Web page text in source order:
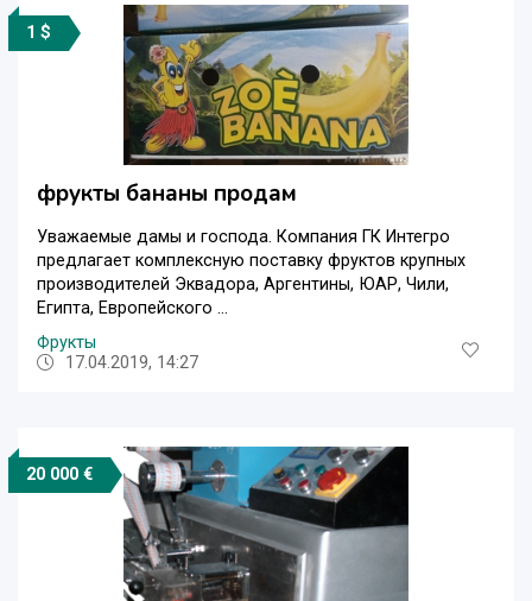
1 $
фрукты бананы продам
Уважаемые дамы и господа. Компания ГК Интегро
предлагает комплексную поставку фруктов крупных
производителей Эквадора, Аргентины, ЮАР, Чили,
Египта, Европейского ...
Фрукты
17.04.2019, 14:27
20 000 €